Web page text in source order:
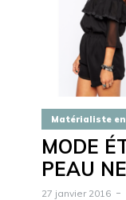
Matérialiste
MODE
PEAU
27 janvier 2016